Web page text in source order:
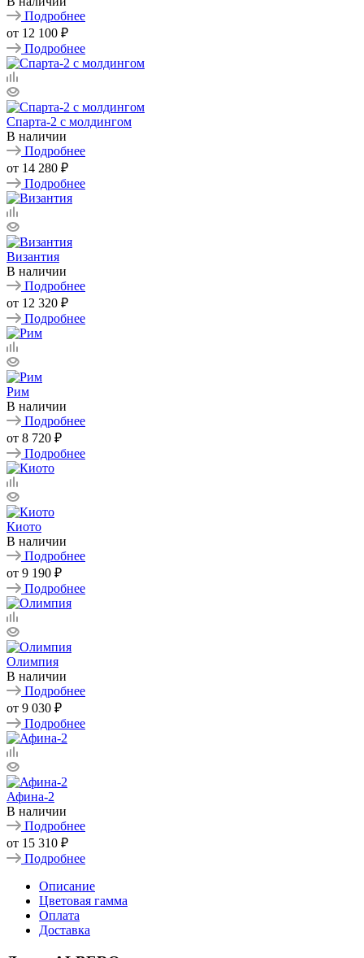
Подробнее
от 12 100 ₽
Подробнее
Спарта-2 с молдингом
В наличии
Подробнее
от 14 280 ₽
Подробнее
Византия
В наличии
Подробнее
от 12 320 ₽
Подробнее
Рим
В наличии
Подробнее
от 8 720 ₽
Подробнее
Киото
В наличии
Подробнее
от 9 190 ₽
Подробнее
Олимпия
В наличии
Подробнее
от 9 030 ₽
Подробнее
Афина-2
В наличии
Подробнее
от 15 310 ₽
Подробнее
Описание
Цветовая гамма
Оплата
Доставка